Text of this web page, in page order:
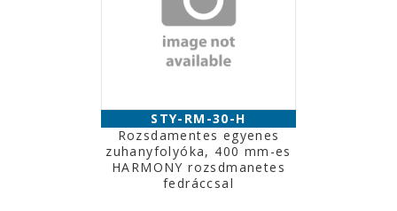
STY-RM-30-H
Rozsdamentes egyenes
zuhanyfolyóka, 400 mm-es
HARMONY rozsdmanetes
fedráccsal